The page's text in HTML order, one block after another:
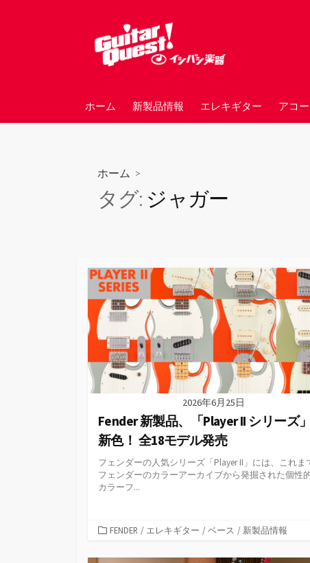
ホーム 新製品情報 エレキギター アコ
ホーム >
タグ: ジャガー
2026年6月25日
Fender 新製品、「Player II シリーズ
新色！ 全18モデル発売
フェンダーの人気シリーズ「Player II」には、これま
フェンダーのカラーアーカイブから発掘された個性
カラーフ...
カ
ゴ
FENDER / エレキギター / ベース / 新製品情報